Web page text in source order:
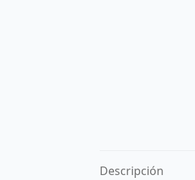
Descripción